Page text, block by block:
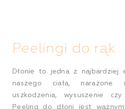
Peelingi do rąk
Dłonie to jedna z najbardziej
naszego ciała, narażone
uszkodzenia, wysuszenie czy
Peeling do dłoni jest